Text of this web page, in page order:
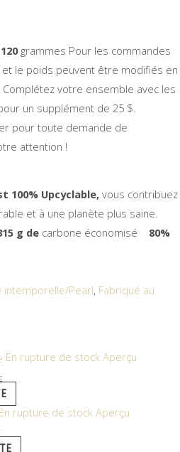
grammes Pour les commandes
et le poids peuvent être modifiés en
votre ensemble avec les
un supplément de 25 $.
pour toute demande de
attention !
100% Upcyclable, vous contribuez
et à une planète plus saine.
g de carbone économisé
80%
intemporelle/Pearl, Fabriqué au
En rupture de stock Aperçu
En rupture de stock Aperçu